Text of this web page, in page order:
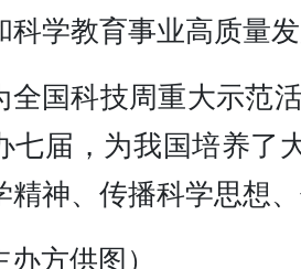
科学教育事业高质量
全国科技周重大示范
七届，为我国培养了
精神、传播科学思想
办方供图）